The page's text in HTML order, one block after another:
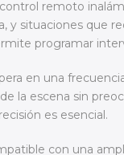
control remoto
y situaciones que
programar
en una
la escena sin
es esencial.
con una